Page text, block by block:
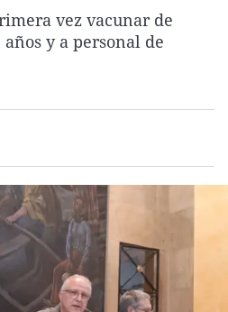
La rosa de los vientos
Gente viajera
Caso
Retornados
Operación Viuda
Extremadura
Galicia
Navarra
Virales
Televisión
vez vacunar de
y a personal de